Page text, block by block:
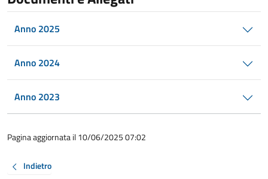
Anno 2025
Anno 2024
Anno 2023
Pagina aggiornata il 10/06/2025 07:02
Indietro